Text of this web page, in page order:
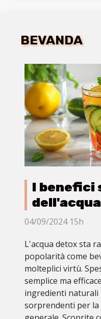
BEVANDA
I benefici
04/09/2024 15h
L'acqua detox sta
popolarità come
molteplici virtù.
semplice ma
ingredienti
sorprendenti per la